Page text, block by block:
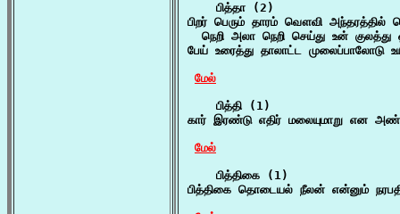
    பித்தா (2)
பிறர் பெரும் தாரம் வௌவி அந்தரத்தில்
நெறி அலா நெறி செய்து உன் குலத்து
பேய் உரைத்து தாலாட்ட
மேல்
    பித்தி (1)
கார் இரண்டு எதிர் மலையுமாறு என
மேல்
    பித்திகை (1)
பித்திகை தொடையல் நீலன் என்னும் நரபதி